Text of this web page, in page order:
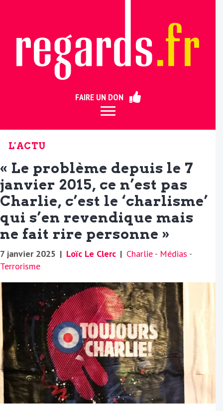
FAIRE UN DON
L'ACTU
« Le problème depuis le 7
janvier 2015, ce n’est pas
Charlie, c’est le ‘charlisme’
qui s’en revendique mais
ne fait rire personne »
7 janvier 2025 | Loïc Le Clerc | Charlie - Médias -
Terrorisme